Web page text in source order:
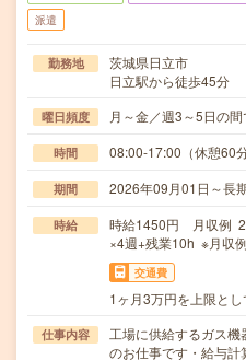
派遣
勤務地
茨城県日立市
日立駅から徒歩45分
曜日頻度 月～金／週3～5日の
時間 08:00-17:00（休憩60
期間 2026年09月01日～
時給
時給1450円 月収例
×4週+残業10h ※月収
交通費
1ヶ月3万円を上限と
仕事内容
工場に供給するガス
のお仕事です・給与